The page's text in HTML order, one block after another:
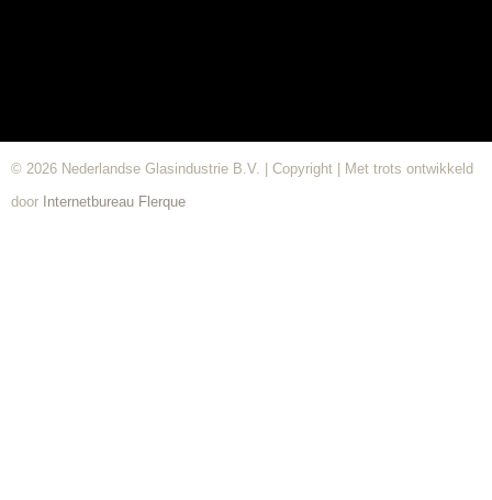
© 2026 Nederlandse Glasindustrie B.V. | Copyright | Met trots ontwikkeld
door Internetbureau Flerque